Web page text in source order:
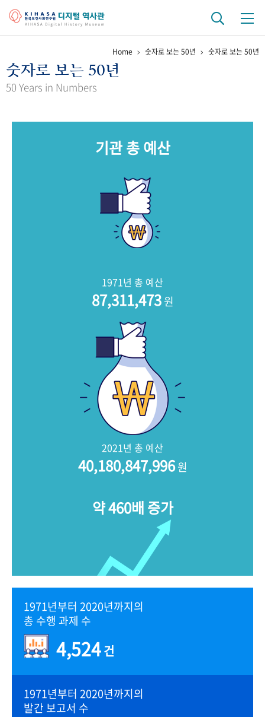
걸어온 길 기관 변천사 역대 기관장
키워드로 보는 연구 역사
문서 기록물 행정박물
Home 숫자로 보는 50년 숫자로 보는 50년
숫자로 보는 50년
50 Years in Numbers
기관 총 예산
1971년 총 예산
87,311,473원
2021년 총 예산
40,180,847,996원
약 460배 증가
1971년부터 2020년까지의
총 수행 과제 수
4,524건
1971년부터 2020년까지의
발간 보고서 수